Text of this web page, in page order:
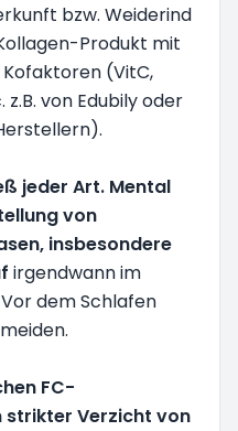
bzw. Weiderind
Produkt mit
(VitC,
von Edubily oder
jeder Art. Mental
von
insbesondere
irgendwann im
dem Schlafen
FC-
Verzicht von